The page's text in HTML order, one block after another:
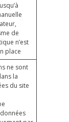
de
n’est
place
ne sont
la
du site